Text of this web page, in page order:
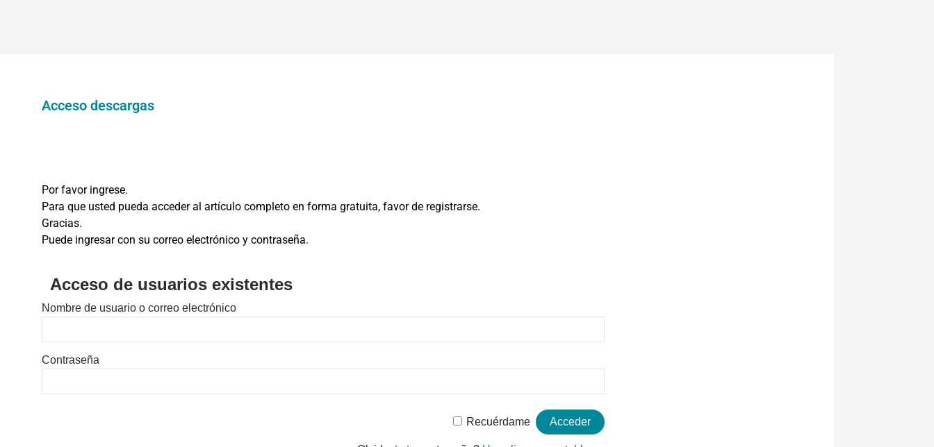
Acceso descargas
Por favor ingrese.
Para que usted pueda acceder al artículo completo en forma gratuita, favor de registrarse.
Gracias.
Puede ingresar con su correo electrónico y contraseña.
Acceso de usuarios existentes
Nombre de usuario o correo electrónico
Contraseña
Recuérdame